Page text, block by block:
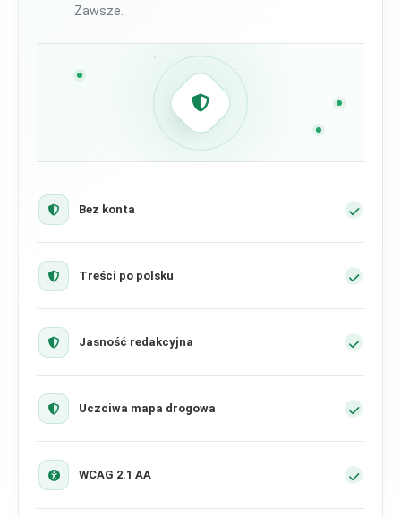
Zawsze.
Bez konta
Treści po polsku
Jasność redakcyjna
Uczciwa mapa drogowa
WCAG 2.1 AA